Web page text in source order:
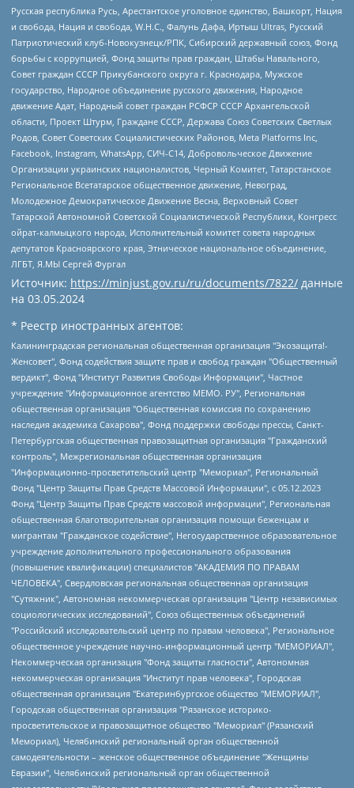
Русская республика Русь, Арестантское уголовное единство, Башкорт, Нация
и свобода, Нация и свобода, W.H.С., Фалунь Дафа, Иртыш Ultras, Русский
Патриотический клуб-Новокузнецк/РПК, Сибирский державный союз, Фонд
борьбы с коррупцией, Фонд защиты прав граждан, Штабы Навального,
Совет граждан СССР Прикубанского округа г. Краснодара, Мужское
государство, Народное объединение русского движения, Народное
движение Адат, Народный совет граждан РСФСР СССР Архангельской
области, Проект Штурм, Граждане СССР, Держава Союз Советских Светлых
Родов, Совет Советских Социалистических Районов, Meta Platforms Inc,
Facebook, Instagram, WhatsApp, СИЧ-С14, Добровольческое Движение
Организации украинских националистов, Черный Комитет, Татарстанское
Региональное Всетатарское общественное движение, Невоград,
Молодежное Демократическое Движение Весна, Верховный Совет
Татарской Автономной Советской Социалистической Республики, Конгресс
ойрат-калмыцкого народа, Исполнительный комитет совета народных
депутатов Красноярского края, Этническое национальное объединение,
ЛГБТ, Я.МЫ Сергей Фургал
Источник: https://minjust.gov.ru/ru/documents/7822/ данные
на 03.05.2024
* Реестр иностранных агентов:
Калининградская региональная общественная организация "Экозащита!-Женсовет", Фонд содействия защите прав и свобод граждан "Общественный вердикт", Фонд "Институт Развития Свободы Информации", Частное учреждение "Информационное агентство МЕМО. РУ", Региональная общественная организация "Общественная комиссия по сохранению наследия академика Сахарова", Фонд поддержки свободы прессы, Санкт-Петербургская общественная правозащитная организация "Гражданский контроль", Межрегиональная общественная организация "Информационно-просветительский центр "Мемориал", Региональный Фонд "Центр Защиты Прав Средств Массовой Информации", с 05.12.2023 Фонд "Центр Защиты Прав Средств массовой информации", Региональная общественная благотворительная организация помощи беженцам и мигрантам "Гражданское содействие", Негосударственное образовательное учреждение дополнительного профессионального образования (повышение квалификации) специалистов "АКАДЕМИЯ ПО ПРАВАМ ЧЕЛОВЕКА", Свердловская региональная общественная организация "Сутяжник", Автономная некоммерческая организация "Центр независимых социологических исследований", Союз общественных объединений "Российский исследовательский центр по правам человека", Региональное общественное учреждение научно-информационный центр "МЕМОРИАЛ", Некоммерческая организация "Фонд защиты гласности", Автономная некоммерческая организация "Институт прав человека", Городская общественная организация "Екатеринбургское общество "МЕМОРИАЛ", Городская общественная организация "Рязанское историко-просветительское и правозащитное общество "Мемориал" (Рязанский Мемориал), Челябинский региональный орган общественной самодеятельности – женское общественное объединение "Женщины Евразии", Челябинский региональный орган общественной самодеятельности "Уральская правозащитная группа", Фонд содействия защите здоровья и социальной справедливости имени Андрея Рылькова, Автономная Некоммерческая Организация "Аналитический Центр Юрия Левады", Автономная некоммерческая организация социальной поддержки населения "Проект Апрель", Региональная общественная организация помощи женщинам и детям, находящимся в кризисной ситуации "Информационно-методический центр "Анна", Фонд содействия развитию массовых коммуникаций и правовому просвещению "Так-так-Так", Фонд содействия устойчивому развитию "Серебряная тайга", Свердловский региональный общественный фонд социальных проектов "Новое время", "Idel.Реалии", Кавказ.Реалии, Крым.Реалии, Телеканал Настоящее Время, Татаро-башкирская служба Радио Свобода (Azatliq Radiosi), Радио Свободная Европа/Радио Свобода (PCE/PC), "Сибирь.Реалии", "Фактограф", Благотворительный фонд помощи осужденным и их семьям, Автономная некоммерческая организация "Институт глобализации и социальных движений", Фонд "В защиту прав заключенных", Частное учреждение "Центр поддержки и содействия развитию средств массовой информации", Пензенский региональный общественный благотворительный фонд "Гражданский союз", "Север.Реалии", Некоммерческая организация Фонд "Правовая инициатива", Общество с ограниченной ответственностью "Радио Свободная Европа/Радио Свобода", Чешское информационное агентство "MEDIUM-ORIENT", Красноярская региональная общественная организация "Мы против СПИДа", Камалягин Денис Николаевич, Маркелов Сергей Евгеньевич, Пономарев Лев Александрович, Савицкая Людмила Алексеевна, Автономная некоммерческая организация "Центр по работе с проблемой насилия "НАСИЛИЮ.НЕТ", Межрегиональный профессиональный союз работников здравоохранения "Альянс врачей", Юридическое лицо, зарегистрированное в Латвийской Республике, SIA "Medusa Project" (регистрационный номер 40103797863, дата регистрации 10.06.2014), Некоммерческая организация "Фонд по борьбе с коррупцией", Автономная некоммерческая организация "Институт права и публичной политики", Баданин Роман Сергеевич, Гликин Максим Александрович, Железнова Мария Михайловна, Лукьянова Юлия Сергеевна, Маетная Елизавета Витальевна, Маняхин Петр Борисович, Чуракова Ольга Владимировна, Ярош Юлия Петровна, Юридическое лицо "The Insider SIA", зарегистрированное в Риге, Латвийская Республика (дата регистрации 26.06.2015), являющееся администратором доменного имени интернет-издания "The Insider SIA", https://theins.ru, Постернак Алексей Евгеньевич, Рубин Михаил Аркадьевич, Анин Роман Александрович, Юридическое лицо Istories fonds, зарегистрированное в Латвийской Республике (регистрационный номер 50008295751, дата регистрации 24.02.2020), Великовский Дмитрий Александрович, Долинина Ирина Николаевна, Мароховская Алеся Алексеевна, Шлейнов Роман Юрьевич, Шмагун Олеся Валентиновна, Общество с ограниченной ответственностью "Альтаир 2021", Общество с ограниченной ответственностью "Вега 2021", Общество с ограниченной ответственностью "Главный редактор 2021", Общество с ограниченной ответственностью "Ромашки монолит", Важенков Артем Валерьевич, Ивановская областная общественная организация "Центр гендерных исследований", Гурман Юрий Альбертович, Медиапроект "ОВД-Инфо", Егоров Владимир Владимирович, Жилинский Владимир Александрович, Общество с ограниченной ответственностью "ЗП", Иванова София Юрьевна, Карезина Инна Павловна, Кильтау Екатерина Викторовна, Петров Алексей Викторович, Пискунов Сергей Евгеньевич, Смирнов Сергей Сергеевич, Тихонов Михаил Сергеевич, Общество с ограниченной ответственностью "ЖУРНАЛИСТ-ИНОСТРАННЫЙ АГЕНТ", Арапова Галина Юрьевна, Вольтская Татьяна Анатольевна, Американская компания "Mason G.E.S. Anonymous Foundation" (США), являющаяся владельцем интернет-издания https://mnews.world/, Компания "Stichting Bellingcat", зарегистрированная в Нидерландах (дата регистрации 11.07.2018), Захаров Андрей Вячеславович, Клепиковская Екатерина Дмитриевна, Общество с ограниченной ответственностью "МЕМО", Перл Роман Александрович, Симонов Евгений Алексеевич, Соловьева Елена Анатольевна, Сотников Даниил Владимирович, Сурначева Елизавета Дмитриевна, Автономная некоммерческая организация по защите прав человека и информированию населения "Якутия – Наше Мнение", Общество с ограниченной ответственностью "Москоу диджитал медиа", с 26.01.2023 Общество с ограниченной ответственностью "Чайка Белые сады", Ветошкина Валерия Валерьевна, Заговора Максим Александрович, Межрегиональное общественное движение "Российская ЛГБТ - сеть", Оленичев Максим Владимирович, Павлов Иван Юрьевич, Скворцова Елена Сергеевна, Общество с ограниченной ответственностью "Как бы инагент", Кочетков Игорь Викторович, Общество с ограниченной ответственностью "Честные выборы", Еланчик Олег Александрович, Общество с ограниченной ответственностью "Нобелевский призыв", Гималова Регина Эмилевна, Григорьев Андрей Валерьевич, Григорьева Алина Александровна, Ассоциация по содействию защите прав призывников, альтернативнослужащих и военнослужащих "Правозащитная группа "Гражданин.Армия.Право", Хисамова Регина Фаритовна, Автономная некоммерческая организация по реализации социально-правовых программ "Лилит", Дальневосточное общественное движение "Маяк", Санкт-Петербургская ЛГБТ-инициативная группа "Выход", Инициативная группа ЛГБТ+ "Реверс", Алексеев Андрей Викторович, Бекбулатова Таисия Львовна, Беляев Иван Михайлович, Владыкина Елена Сергеевна, Гельман Марат Александрович, Никульшина Вероника Юрьевна, Толоконникова Надежда Андреевна, Шендерович Виктор Анатольевич, Общество с ограниченной ответственностью "Данное сообщение", Общество с ограниченной ответственностью Издательский дом "Новая глава", Айнбиндер Александра Александровна, Московский комьюнити-центр для ЛГБТ+инициатив, Благотворительный фонд развития филантропии, Deutsche Welle (Германия, Kurt-Schumacher-Strasse 3, 53113 Bonn), Борзунова Мария Михайловна, Воробьев Виктор Викторович, Голубева Анна Львовна, Константинова Алла Михайловна, Малкова Ирина Владимировна, Мурадов Мурад Абдулгалимович, Осетинская Елизавета Николаевна, Понасенков Евгений Николаевич, Ганапольский Матвей Юрьевич, Киселев Евгений Алексеевич, Борухович Ирина Григорьевна, Дремин Иван Тимофеевич, Дубровский Дмитрий Викторович, Красноярская региональная общественная организация поддержки и развития альтернативных образовательных технологий и межкультурных коммуникаций "ИНТЕРРА", Маяковская Екатерина Алексеевна, Фейгин Марк Захарович, Филимонов Андрей Викторович, Дзугкоева Регина Николаевна, Доброхотов Роман Александрович, Дудь Юрий Александрович, Елкин Сергей Владимирович, Кругликов Кирилл Игоревич, Сабунаева Мария Леонидовна, Семенов Алексей Владимирович, Шаинян Карен Багратович, Шульман Екатерина Михайловна, Асафьев Артур Валерьевич, Вахштайн Виктор Семенович, Венедиктов Алексей Алексеевич, Лушникова Екатерина Евгеньевна, Волков Леонид Михайлович, Невзоров Александр Глебович, Пархоменко Сергей Борисович, Сироткин Ярослав Николаевич, Кара-Мурза Владимир Владимирович, Баранова Наталья Владимировна, Гозман Леонид Яковлевич, Кагарлицкий Борис Юльевич, Климарев Михаил Валерьевич, Милов Владимир Станиславович, Автономная некоммерческая организация Краснодарский центр современного искусства "Типография", Моргенштерн Алишер Тагирович, Соболь Любовь Эдуардовна, Общество с ограниченной ответственностью "ЛИЗА НОРМ", Каспаров Гарри Кимович, Ходорковский Михаил Борисович, Общество с ограниченной ответственностью "Апрельские тезисы", Данилович Ирина Брониславовна, Кашин Олег Владимирович, Петров Николай Владимирович, Пивоваров Алексей Владимирович, Соколов Михаил Владимирович, Цветкова Юлия Владимировна, Чичваркин Евгений Александрович, Комитет против пыток/Команда против пыток, Общество с ограниченной ответственностью "Первый научный", Общество с ограниченной ответственностью "Вертолет и ко", Белоцерковская Вероника Борисовна, Кац Максим Евгеньевич, Лазарева Татьяна Юрьевна, Шаведдинов Руслан Табризович, Яшин Илья Валерьевич, Общество с ограниченной ответственностью "Иноагент ААВ", Алешковский Дмитрий Петрович, Альбац Евгения Марковна, Быков Дмитрий Львович, Галямина Юлия Евгеньевна, Лойко Сергей Леонидович, Мартынов Кирилл Константинович, Медведев Сергей Александрович, Крашенинников Федор Геннадиевич, Гордеева Катерина Вл